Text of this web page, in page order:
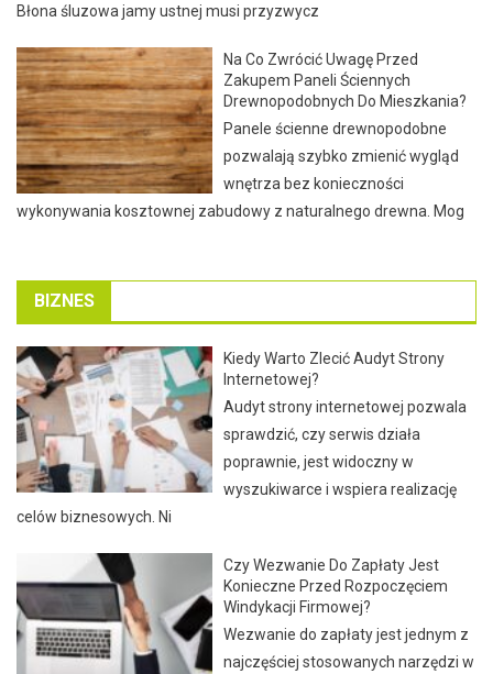
Błona śluzowa jamy ustnej musi przyzwycz
Na Co Zwrócić Uwagę Przed
Zakupem Paneli Ściennych
Drewnopodobnych Do Mieszkania?
Panele ścienne drewnopodobne
pozwalają szybko zmienić wygląd
wnętrza bez konieczności
wykonywania kosztownej zabudowy z naturalnego drewna. Mog
BIZNES
Kiedy Warto Zlecić Audyt Strony
Internetowej?
Audyt strony internetowej pozwala
sprawdzić, czy serwis działa
poprawnie, jest widoczny w
wyszukiwarce i wspiera realizację
celów biznesowych. Ni
Czy Wezwanie Do Zapłaty Jest
Konieczne Przed Rozpoczęciem
Windykacji Firmowej?
Wezwanie do zapłaty jest jednym z
najczęściej stosowanych narzędzi w